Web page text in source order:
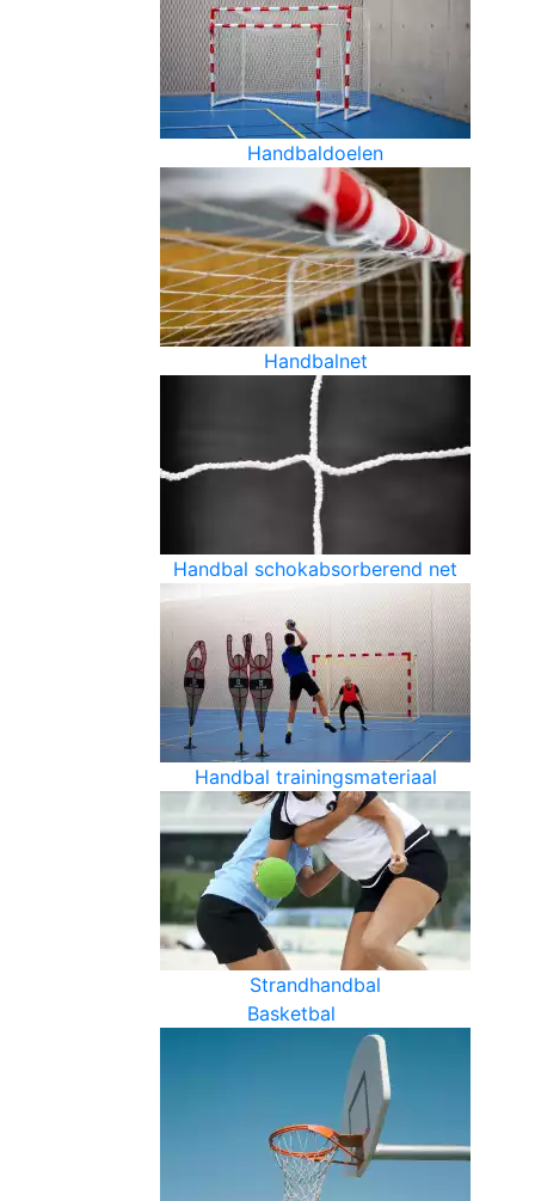
Handbaldoelen
Handbalnet
Handbal schokabsorberend net
Handbal trainingsmateriaal
Strandhandbal
Basketbal